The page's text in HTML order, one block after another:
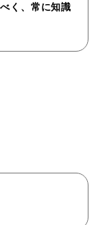
く、常に知識